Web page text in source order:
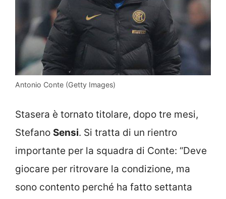
Antonio Conte (Getty Images)
Stasera è tornato titolare, dopo tre mesi,
Stefano Sensi. Si tratta di un rientro
importante per la squadra di Conte: “Deve
giocare per ritrovare la condizione, ma
sono contento perché ha fatto settanta